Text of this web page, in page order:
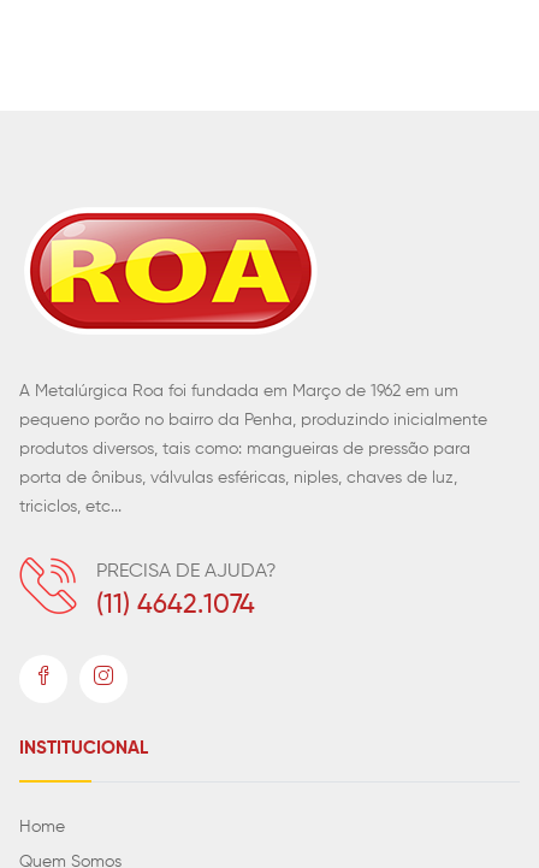
A Metalúrgica Roa foi fundada em Março de 1962 em um
pequeno porão no bairro da Penha, produzindo inicialmente
produtos diversos, tais como: mangueiras de pressão para
porta de ônibus, válvulas esféricas, niples, chaves de luz,
triciclos, etc...
PRECISA DE AJUDA?
(11) 4642.1074
INSTITUCIONAL
Home
Quem Somos